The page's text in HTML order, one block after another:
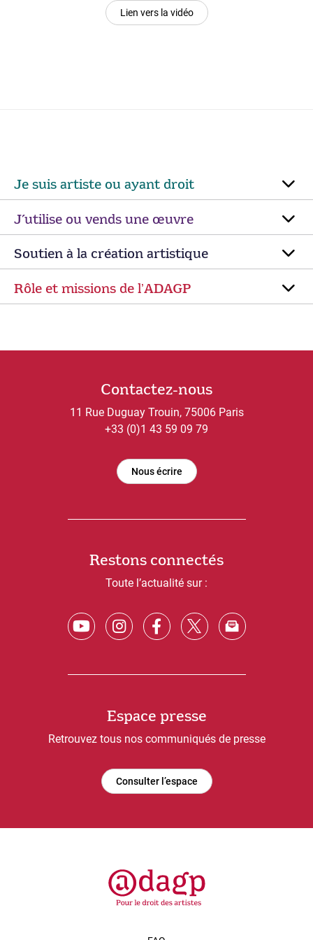
Lien vers la vidéo
Je suis artiste ou ayant droit
J’utilise ou vends une œuvre
Soutien à la création artistique
Rôle et missions de lʼADAGP
Contactez-nous
11 Rue Duguay Trouin, 75006 Paris
+33 (0)1 43 59 09 79
Nous écrire
Restons connectés
Toute l’actualité sur :
Espace presse
Retrouvez tous nos communiqués de presse
Consulter l’espace